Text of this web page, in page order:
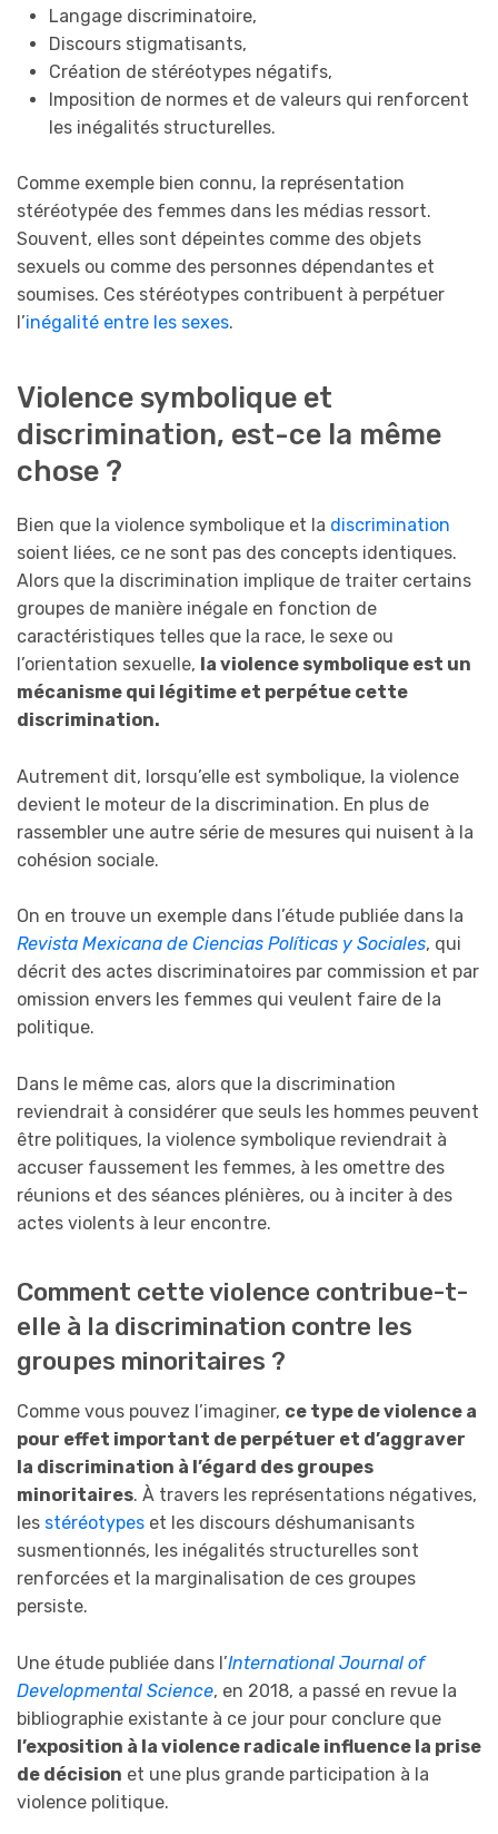
Langage discriminatoire,
Discours stigmatisants,
Création de stéréotypes négatifs,
Imposition de normes et de valeurs qui renforcent
les inégalités structurelles.
Comme exemple bien connu, la représentation
stéréotypée des femmes dans les médias ressort.
Souvent, elles sont dépeintes comme des objets
sexuels ou comme des personnes dépendantes et
soumises. Ces stéréotypes contribuent à perpétuer
l’inégalité entre les sexes.
Violence symbolique et
discrimination, est-ce la même
chose ?
Bien que la violence symbolique et la discrimination
soient liées, ce ne sont pas des concepts identiques.
Alors que la discrimination implique de traiter certains
groupes de manière inégale en fonction de
caractéristiques telles que la race, le sexe ou
l’orientation sexuelle, la violence symbolique est un
mécanisme qui légitime et perpétue cette
discrimination.
Autrement dit, lorsqu’elle est symbolique, la violence
devient le moteur de la discrimination. En plus de
rassembler une autre série de mesures qui nuisent à la
cohésion sociale.
On en trouve un exemple dans l’étude publiée dans la
Revista Mexicana de Ciencias Políticas y Sociales, qui
décrit des actes discriminatoires par commission et par
omission envers les femmes qui veulent faire de la
politique.
Dans le même cas, alors que la discrimination
reviendrait à considérer que seuls les hommes peuvent
être politiques, la violence symbolique reviendrait à
accuser faussement les femmes, à les omettre des
réunions et des séances plénières, ou à inciter à des
actes violents à leur encontre.
Comment cette violence contribue-t-
elle à la discrimination contre les
groupes minoritaires ?
Comme vous pouvez l’imaginer, ce type de violence a
pour effet important de perpétuer et d’aggraver
la discrimination à l’égard des groupes
minoritaires. À travers les représentations négatives,
les stéréotypes et les discours déshumanisants
susmentionnés, les inégalités structurelles sont
renforcées et la marginalisation de ces groupes
persiste.
Une étude publiée dans l’International Journal of
Developmental Science, en 2018, a passé en revue la
bibliographie existante à ce jour pour conclure que
l’exposition à la violence radicale influence la prise
de décision et une plus grande participation à la
violence politique.